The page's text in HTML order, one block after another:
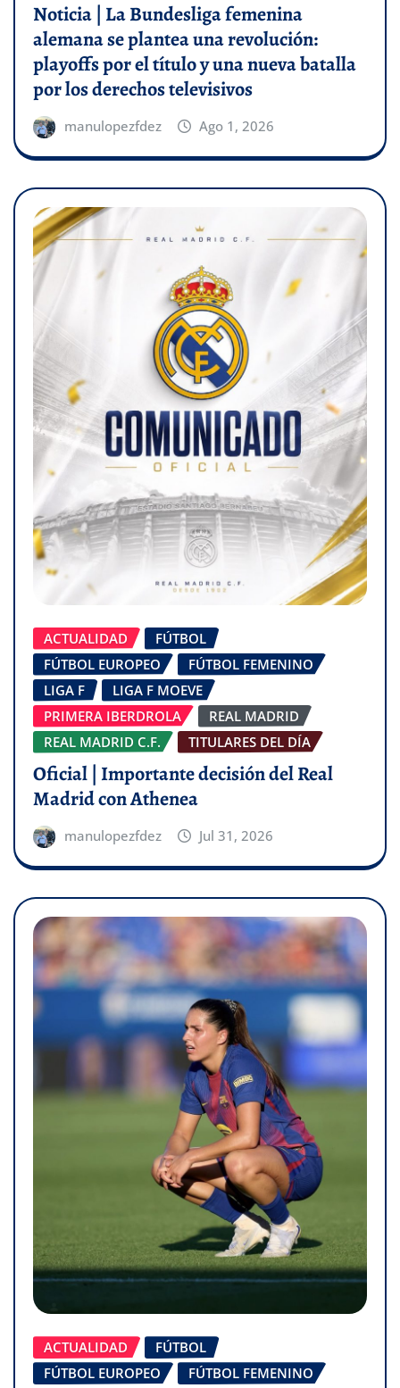
Noticia | La Bundesliga femenina
alemana se plantea una revolución:
playoffs por el título y una nueva batalla
por los derechos televisivos
manulopezfdez Ago 1, 2026
ACTUALIDAD
FÚTBOL
FÚTBOL EUROPEO
FÚTBOL FEMENINO
LIGA F
LIGA F MOEVE
PRIMERA IBERDROLA
REAL MADRID
REAL MADRID C.F.
TITULARES DEL DÍA
Oficial | Importante decisión del Real
Madrid con Athenea
manulopezfdez Jul 31, 2026
ACTUALIDAD
FÚTBOL
FÚTBOL EUROPEO
FÚTBOL FEMENINO